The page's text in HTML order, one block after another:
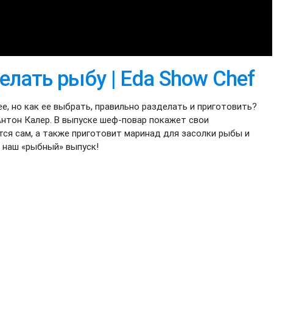
рыбу | Eda Show Chef
но как ее выбрать, правильно разделать и приготовить?
Калер. В выпуске шеф-повар покажет свои
сам, а также приготовит маринад для засолки рыбы и
«рыбный» выпуск!